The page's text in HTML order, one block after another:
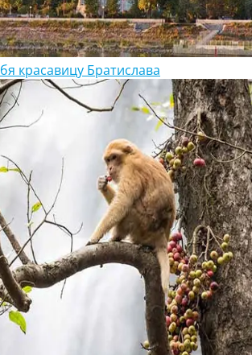
красавицу Братислава